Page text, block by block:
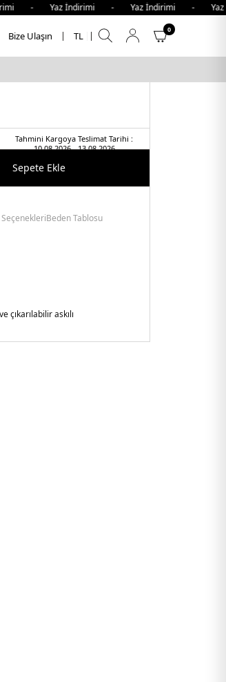
Yaz İndirimi - Yaz İndirimi -
Bize Ulaşın TL
0
Tahmini Kargoya Teslimat Tarihi :
10.08.2026 - 13.08.2026
Sepete Ekle
Beden Tablosu
çıkarılabilir askılı